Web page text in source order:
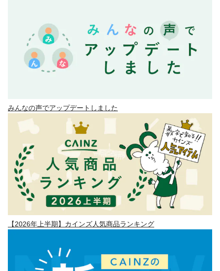
みんなの声でアップデートしました
【2026年上半期】カインズ人気商品ランキング